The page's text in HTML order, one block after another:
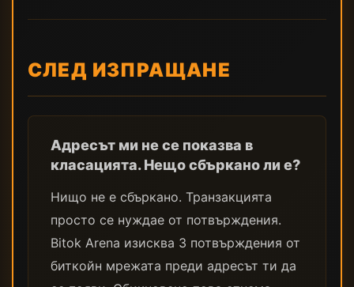
СЛЕД ИЗПРАЩАНЕ
Адресът ми не се показва в
класацията. Нещо сбъркано ли е?
Нищо не е сбъркано. Транзакцията
просто се нуждае от потвърждения.
Bitok Arena изисква 3 потвърждения от
биткойн мрежата преди адресът ти да